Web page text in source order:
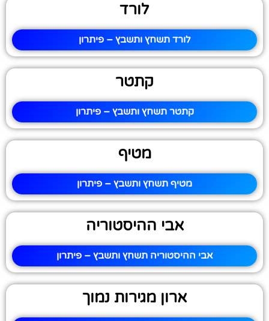
לורד
לורד תשחץ ותשבץ – פיתרון
קתטר
קתטר תשחץ ותשבץ – פיתרון
מטיף
מטיף תשחץ ותשבץ – פיתרון
אבי ההיסטוריה
אבי ההיסטוריה תשחץ ותשבץ – פיתרון
ארון מגירות נמוך